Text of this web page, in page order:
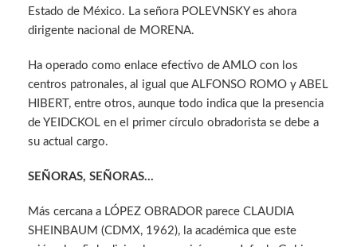
Estado de México. La señora POLEVNSKY es ahora
dirigente nacional de MORENA.
Ha operado como enlace efectivo de AMLO con los
centros patronales, al igual que ALFONSO ROMO y ABEL
HIBERT, entre otros, aunque todo indica que la presencia
de YEIDCKOL en el primer círculo obradorista se debe a
su actual cargo.
SEÑORAS, SEÑORAS…
Más cercana a LÓPEZ OBRADOR parece CLAUDIA
SHEINBAUM (CDMX, 1962), la académica que este